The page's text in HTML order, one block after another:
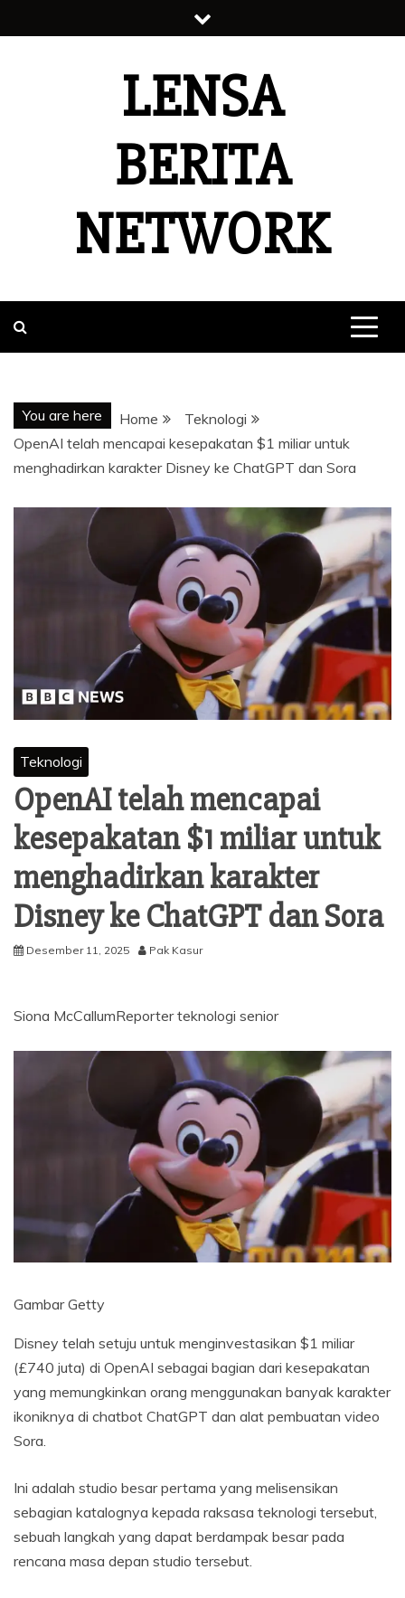
to
LENSA
BERITA
NETWORK
You are here Home
Teknologi
OpenAI telah mencapai kesepakatan $1 miliar untuk
menghadirkan karakter Disney ke ChatGPT dan Sora
Teknologi
OpenAI telah mencapai
kesepakatan $1 miliar untuk
menghadirkan karakter
Disney ke ChatGPT dan Sora
Desember 11, 2025 Pak Kasur
Siona McCallumReporter teknologi senior
Gambar Getty
Disney telah setuju untuk menginvestasikan $1 miliar
(£740 juta) di OpenAI sebagai bagian dari kesepakatan
yang memungkinkan orang menggunakan banyak karakter
ikoniknya di chatbot ChatGPT dan alat pembuatan video
Sora.
Ini adalah studio besar pertama yang melisensikan
sebagian katalognya kepada raksasa teknologi tersebut,
sebuah langkah yang dapat berdampak besar pada
rencana masa depan studio tersebut.